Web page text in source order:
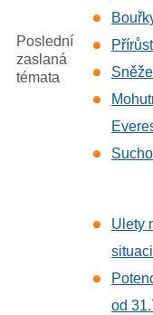
Poslední
zaslaná
témata
Ulety
situaci
od